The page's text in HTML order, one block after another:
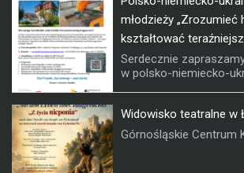
młodzieży „Zrozumieć
kształtować
Serdecznie
w polsko-niemiecko-
Widowisko teatralne w
Górnośląskie Centrum